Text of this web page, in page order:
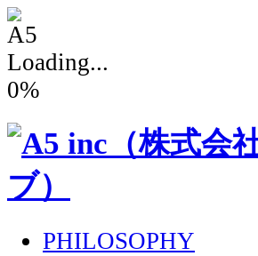
Loading...
0%
PHILOSOPHY